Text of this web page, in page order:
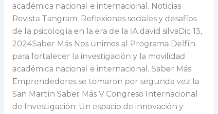
académica nacional e internacional. Noticias
Revista Tangram: Reflexiones sociales y desafíos
de la psicología en la era de la IA david silvaDic 13,
2024Saber Más Nos unimos al Programa Delfín
para fortalecer la investigación y la movilidad
académica nacional e internacional. Saber Más
Emprendedores se tomaron por segunda vez la
San Martín Saber Más V Congreso Internacional
de Investigación: Un espacio de innovación y